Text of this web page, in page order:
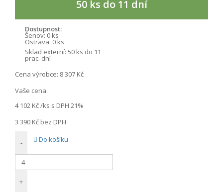
50 ks do 11 dní
Dostupnost:
Šenov: 0 ks
Ostrava: 0 ks
Sklad externí: 50 ks do 11
prac. dní
Cena výrobce: 8 307 Kč
Vaše cena:
4 102 Kč/ks s DPH 21%
3 390 Kč bez DPH
-
+
Do košíku